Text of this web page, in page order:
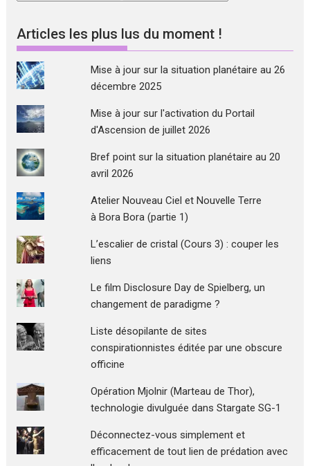
sujets
Articles les plus lus du moment !
Mise à jour sur la situation planétaire au 26
décembre 2025
Mise à jour sur l'activation du Portail
d'Ascension de juillet 2026
Bref point sur la situation planétaire au 20
avril 2026
Atelier Nouveau Ciel et Nouvelle Terre
à Bora Bora (partie 1)
L’escalier de cristal (Cours 3) : couper les
liens
Le film Disclosure Day de Spielberg, un
changement de paradigme ?
Liste désopilante de sites
conspirationnistes éditée par une obscure
officine
Opération Mjolnir (Marteau de Thor),
technologie divulguée dans Stargate SG-1
Déconnectez-vous simplement et
efficacement de tout lien de prédation avec